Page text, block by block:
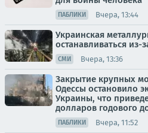
ПАБЛИКИ Вчера, 13:44
Украинская
останавливаться
СМИ Вчера, 13:36
Закрытие крупных
Одессы остановило
Украины, что
долларов годового
ПАБЛИКИ Вчера, 11:52